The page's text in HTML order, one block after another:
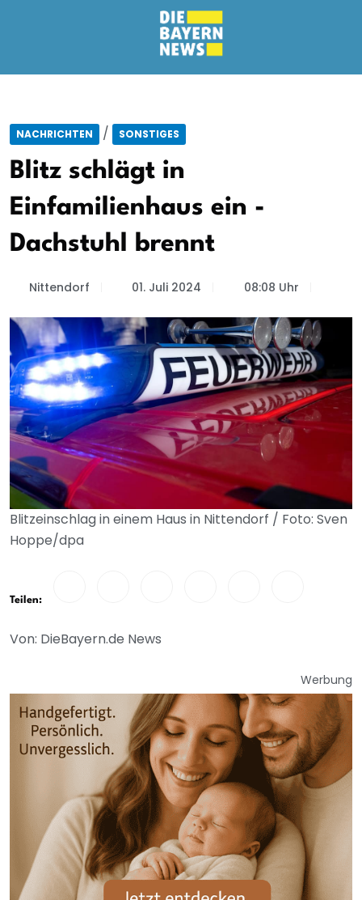
NACHRICHTEN / SONSTIGES
Blitz schlägt in
Einfamilienhaus ein -
Dachstuhl brennt
Nittendorf 01. Juli 2024 08:08 Uhr
Blitzeinschlag in einem Haus in Nittendorf / Foto: Sven
Hoppe/dpa
Teilen:
Von: DieBayern.de News
Werbung